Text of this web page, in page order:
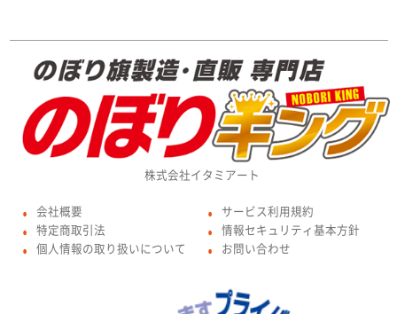
株式会社イタミアート
● 会社概要
● 特定商取引法
● 個人情報の取り扱いについて
● サービス利用規約
● 情報セキュリティ基本方針
● お問い合わせ